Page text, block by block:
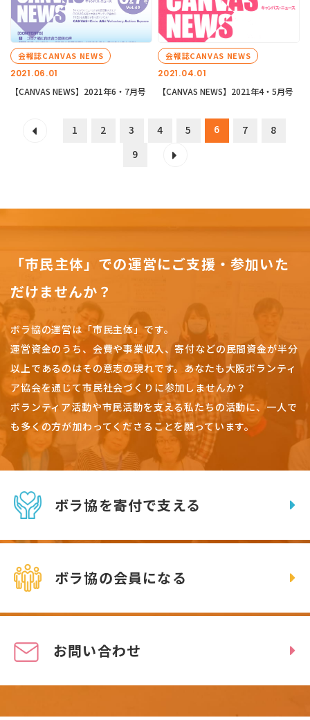
2021.06.01
会報誌CANVAS NEWS
【CANVAS NEWS】2021年6・7月号
2021.04.01
会報誌CANVAS NEWS
【CANVAS NEWS】2021年4・5月号
1 2 3 4 5 6 7
8
9
「市民主体」での運営にご支援・参加いた
だけませんか？
ボラ協の運営は「市民主体」です。
運営資金のうち、会費や事業収入、寄付などの民間資金が半分
以上であるのはその意志の現れです。 あなたも大阪ボランティ
ア協会を通じて市民社会づくりに参加しませんか？
ボランティア活動や市民活動を支える私たちの活動に、一人で
も多くの方が加わってくださることを願っています。
ボラ協を寄付で支える
ボラ協の会員になる
お問い合わせ